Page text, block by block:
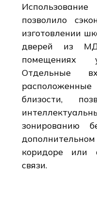
позволило
изготовлении
дверей из
помещениях
Отдельные
близости,
зонированию
коридоре или
связи.